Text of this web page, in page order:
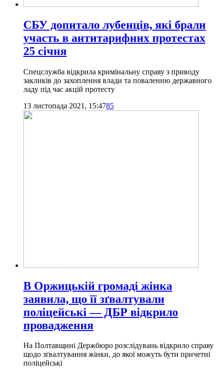
СБУ допитало лубенців, які брали
участь в антитарифних протестах
25 січня
Спецслужба відкрила кримінальну справу з приводу
закликів до захоплення влади та поваленню державного
ладу під час акцій протесту
13 листопада 2021, 15:4785
В Оржицькій громаді жінка
заявила, що її зґвалтували
поліцейські — ДБР відкрило
провадження
На Полтавщині Держбюро розслідувань відкрило справу
щодо зґвалтування жінки, до якої можуть бути причетні
поліцейські